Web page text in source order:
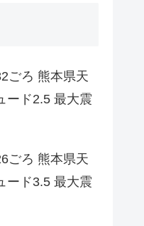
ごろ 熊本県天
ード2.5 最大震
ごろ 熊本県天
ード3.5 最大震